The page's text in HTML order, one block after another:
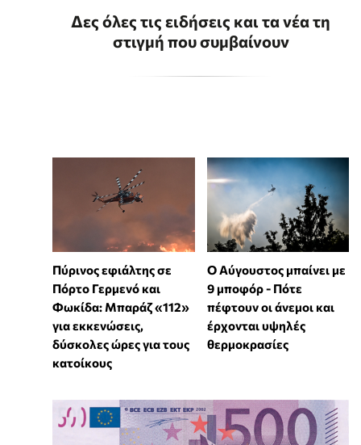
Δες όλες τις ειδήσεις και τα νέα τη
στιγμή που συμβαίνουν
Πύρινος εφιάλτης σε
Πόρτο Γερμενό και
Φωκίδα: Μπαράζ «112»
για εκκενώσεις,
δύσκολες ώρες για τους
κατοίκους
Ο Αύγουστος μπαίνει με
9 μποφόρ - Πότε
πέφτουν οι άνεμοι και
έρχονται υψηλές
θερμοκρασίες